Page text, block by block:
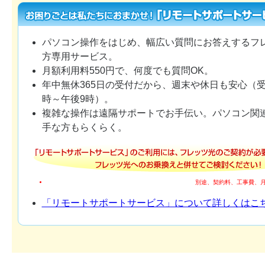
パソコン操作をはじめ、幅広い質問にお答えするフ
方専用サービス。
月額利用料550円で、何度でも質問OK。
年中無休365日の受付だから、週末や休日も安心（
時～午後9時）。
複雑な操作は遠隔サポートでお手伝い。パソコン関
手な方もらくらく。
別途、契約料、工事費、
「リモートサポートサービス」について詳しくはこ